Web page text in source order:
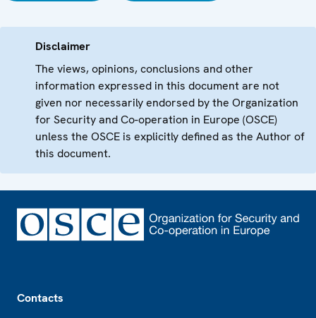
Disclaimer
The views, opinions, conclusions and other
information expressed in this document are not
given nor necessarily endorsed by the Organization
for Security and Co-operation in Europe (OSCE)
unless the OSCE is explicitly defined as the Author of
this document.
Contacts